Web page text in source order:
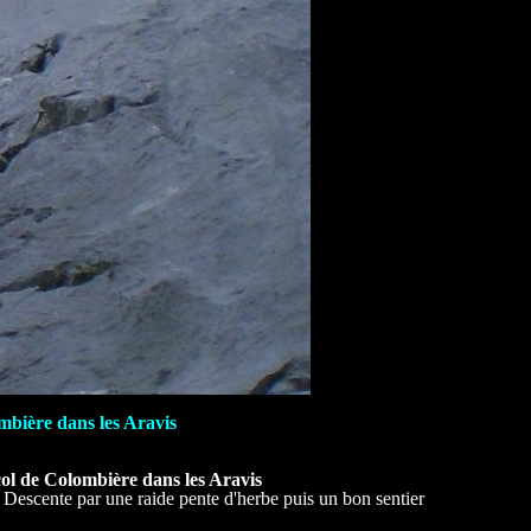
dans les Aravis
de Colombière dans les Aravis
par une raide pente d'herbe puis un bon sentier